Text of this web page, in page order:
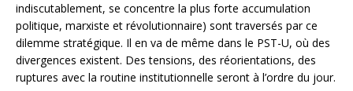
indiscutablement, se concentre la plus forte accumulation
politique, marxiste et révolutionnaire) sont traversés par ce
dilemme stratégique. Il en va de même dans le PST-U, où des
divergences existent. Des tensions, des réorientations, des
ruptures avec la routine institutionnelle seront à l’ordre du jour.